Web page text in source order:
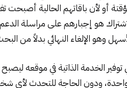
أو لأن باقاتهم الحالية أصبحت
هو إجبارهم على مراسلة الدعم
وهو الإلغاء النهائي بدلاً من
الخدمة الذاتية في موقعه
واحدة، ودون الحاجة للتحدث